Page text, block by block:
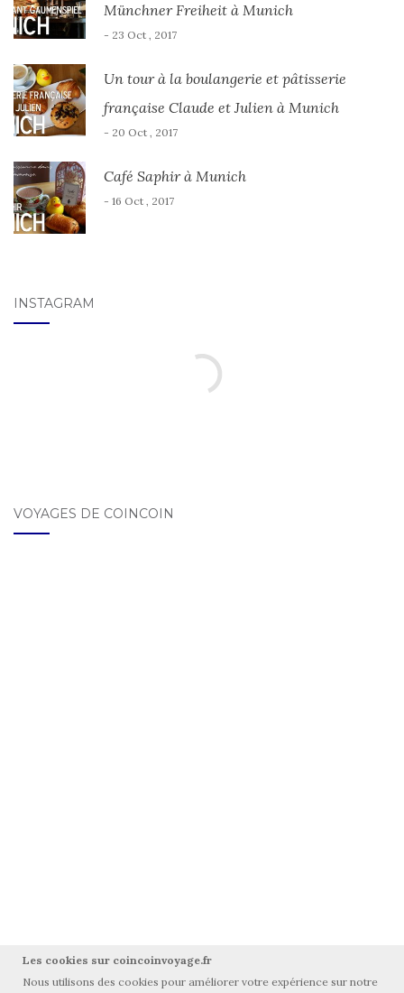
Münchner Freiheit à Munich
- 23 Oct , 2017
Un tour à la boulangerie et pâtisserie
française Claude et Julien à Munich
- 20 Oct , 2017
Café Saphir à Munich
- 16 Oct , 2017
INSTAGRAM
VOYAGES DE COINCOIN
Les cookies sur coincoinvoyage.fr
Nous utilisons des cookies pour améliorer votre expérience sur notre